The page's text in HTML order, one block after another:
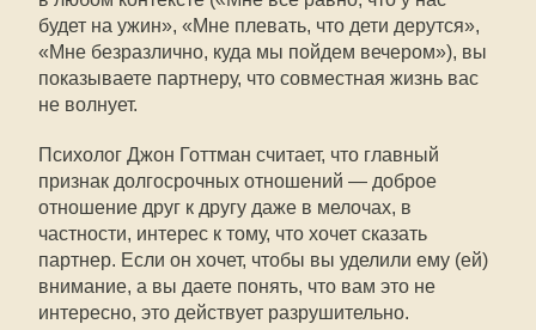
будет на ужин», «Мне плевать, что дети дерутся»,
«Мне безразлично, куда мы пойдем вечером»), вы
показываете партнеру, что совместная жизнь вас
не волнует.
Психолог Джон Готтман считает, что главный
признак долгосрочных отношений — доброе
отношение друг к другу даже в мелочах, в
частности, интерес к тому, что хочет сказать
партнер. Если он хочет, чтобы вы уделили ему (ей)
внимание, а вы даете понять, что вам это не
интересно, это действует разрушительно.